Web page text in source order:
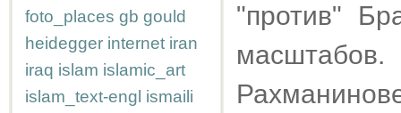
foto_places gb gould
heidegger internet iran
iraq islam islamic_art
islam_text-engl ismaili
"против"